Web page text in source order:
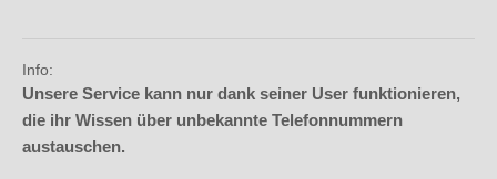
Info:
Unsere Service kann nur dank seiner User funktionieren,
die ihr Wissen über unbekannte Telefonnummern
austauschen.